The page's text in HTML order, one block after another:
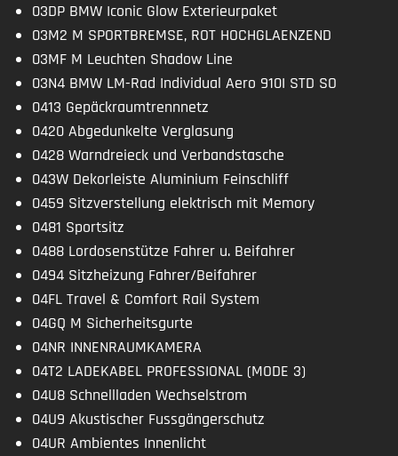
03DP BMW Iconic Glow Exterieurpaket
03M2 M SPORTBREMSE, ROT HOCHGLAENZEND
03MF M Leuchten Shadow Line
03N4 BMW LM-Rad Individual Aero 910I STD SO
0413 Gepäckraumtrennnetz
0420 Abgedunkelte Verglasung
0428 Warndreieck und Verbandstasche
043W Dekorleiste Aluminium Feinschliff
0459 Sitzverstellung elektrisch mit Memory
0481 Sportsitz
0488 Lordosenstütze Fahrer u. Beifahrer
0494 Sitzheizung Fahrer/Beifahrer
04FL Travel & Comfort Rail System
04GQ M Sicherheitsgurte
04NR INNENRAUMKAMERA
04T2 LADEKABEL PROFESSIONAL (MODE 3)
04U8 Schnellladen Wechselstrom
04U9 Akustischer Fussgängerschutz
04UR Ambientes Innenlicht